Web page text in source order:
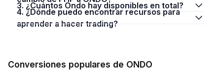
3. ¿Cuántos Ondo hay disponibles en total?
4. ¿Dónde puedo encontrar recursos para
aprender a hacer trading?
Conversiones populares de ONDO